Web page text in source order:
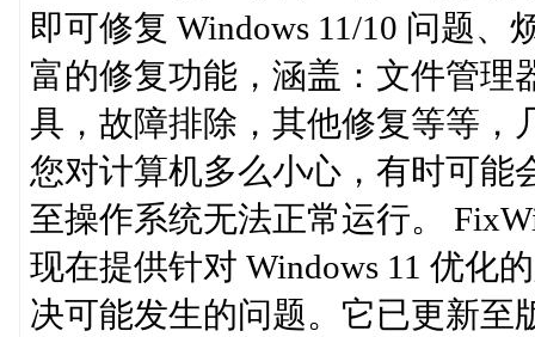
即可修复 Windows 11/10 问题
富的修复功能，涵盖：文件管理
具，故障排除，其他修复等等，
您对计算机多么小心，有时可能
至操作系统无法正常运行。
现在提供针对 Windows 11 优化
决可能发生的问题。它已更新至